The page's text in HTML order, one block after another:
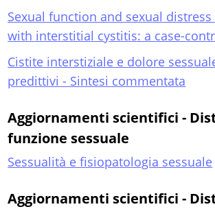
Sexual function and sexual
with interstitial cystitis: a case-
Cistite interstiziale e dolore
predittivi - Sintesi commentata
Aggiornamenti scientifici -
funzione sessuale
Sessualità e fisiopatologia sessuale
Aggiornamenti scientifici -